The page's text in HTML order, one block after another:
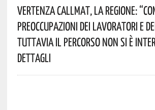
Vertenza CallMat, La Regione:
Preoccupazioni Dei Lavoratori E
Tuttavia Il Percorso Non Si È
Dettagli